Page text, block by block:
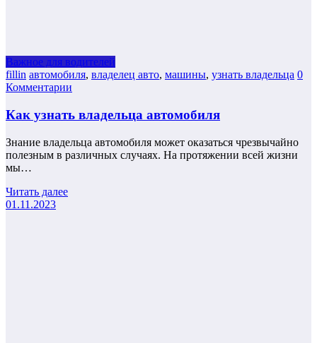
Важное для водителей
fillin автомобиля, владелец авто, машины, узнать владельца 0
Комментарии
Как узнать владельца автомобиля
Знание владельца автомобиля может оказаться чрезвычайно
полезным в различных случаях. На протяжении всей жизни
мы…
Читать далее
01.11.2023